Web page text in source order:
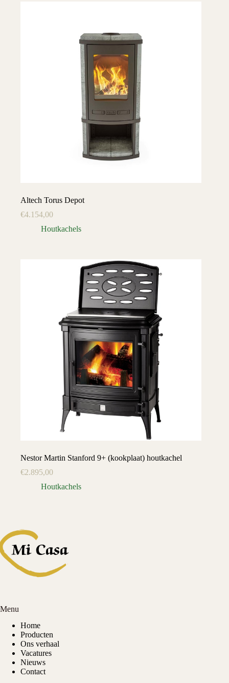
Altech Torus Depot
€4.154,00
Houtkachels
Nestor Martin Stanford 9+ (kookplaat) houtkachel
€2.895,00
Houtkachels
Menu
Home
Producten
Ons verhaal
Vacatures
Nieuws
Contact